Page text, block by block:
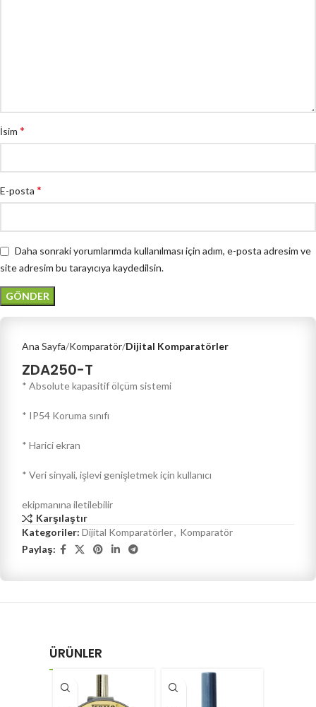
İsim *
E-posta *
Daha sonraki yorumlarımda kullanılması için adım, e-posta adresim ve
site adresim bu tarayıcıya kaydedilsin.
Ana Sayfa Komparatör Dijital Komparatörler
ZDA250-T
* Absolute kapasitif ölçüm sistemi
* IP54 Koruma sınıfı
* Harici ekran
* Veri sinyali, işlevi genişletmek için kullanıcı
ekipmanına iletilebilir
Karşılaştır
Kategoriler: Dijital Komparatörler, Komparatör
Paylaş:
ÜRÜNLER